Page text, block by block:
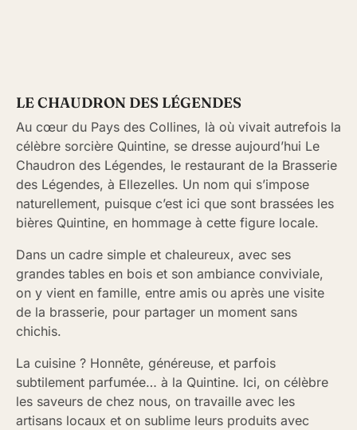
LE CHAUDRON DES LÉGENDES
Au cœur du Pays des Collines, là où vivait autrefois la
célèbre sorcière Quintine, se dresse aujourd’hui Le
Chaudron des Légendes, le restaurant de la Brasserie
des Légendes, à Ellezelles. Un nom qui s’impose
naturellement, puisque c’est ici que sont brassées les
bières Quintine, en hommage à cette figure locale.
Dans un cadre simple et chaleureux, avec ses
grandes tables en bois et son ambiance conviviale,
on y vient en famille, entre amis ou après une visite
de la brasserie, pour partager un moment sans
chichis.
La cuisine ? Honnête, généreuse, et parfois
subtilement parfumée… à la Quintine. Ici, on célèbre
les saveurs de chez nous, on travaille avec les
artisans locaux et on sublime leurs produits avec